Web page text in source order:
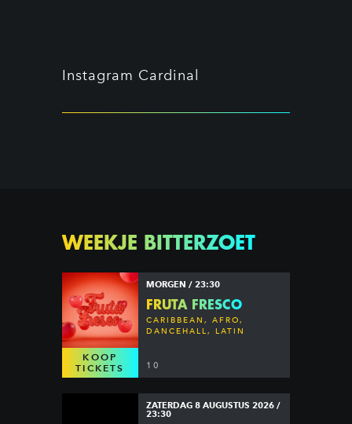
Instagram Cardinal
WEEKJE BITTERZOET
KOOP
TICKETS
MORGEN / 23:30
FRUTA FRESCO
CARIBBEAN, AFRO,
DANCEHALL, LATIN
10
ZATERDAG 8 AUGUSTUS 2026 /
23:30